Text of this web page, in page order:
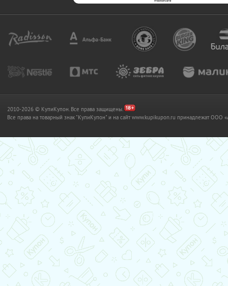
2010-2026 © КупиКупон. Все права защищены.
Все права на товарный знак "КупиКупон" и на сайт www.kupikupon.ru принадлежат